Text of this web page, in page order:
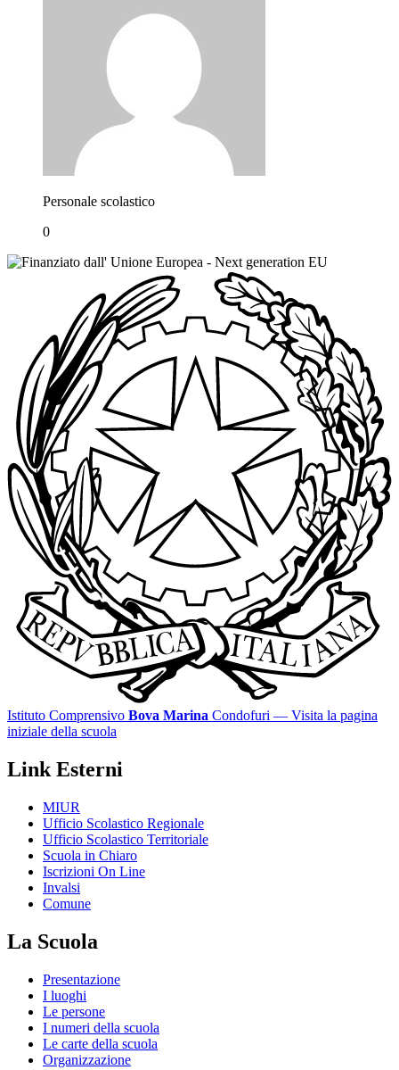
Personale scolastico
0
Istituto Comprensivo Bova Marina Condofuri — Visita la pagina
iniziale della scuola
Link Esterni
MIUR
Ufficio Scolastico Regionale
Ufficio Scolastico Territoriale
Scuola in Chiaro
Iscrizioni On Line
Invalsi
Comune
La Scuola
Presentazione
I luoghi
Le persone
I numeri della scuola
Le carte della scuola
Organizzazione